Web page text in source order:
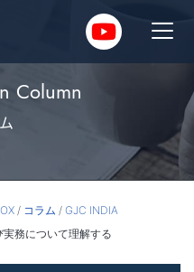
Column
/ コラム / GJC INDIA
務について理解する